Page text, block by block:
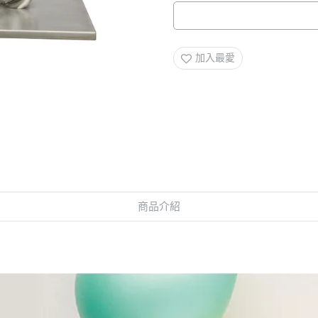
加入最愛
商品介紹